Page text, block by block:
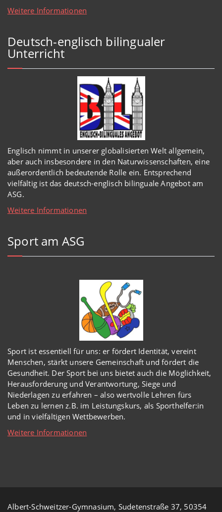
Weitere Informationen
Deutsch-englisch bilingualer
Unterricht
Englisch nimmt in unserer globalisierten Welt allgemein,
aber auch insbesondere in den Naturwissenschaften, eine
außerordentlich bedeutende Rolle ein. Entsprechend
vielfältig ist das deutsch-englisch bilinguale Angebot am
ASG.
Weitere Informationen
Sport am ASG
Sport ist essentiell für uns: er fördert Identität, vereint
Menschen, stärkt unsere Gemeinschaft und fördert die
Gesundheit. Der Sport bei uns bietet auch die Möglichkeit,
Herausforderung und Verantwortung, Siege und
Niederlagen zu erfahren – also wertvolle Lehren fürs
Leben zu lernen z.B. im Leistungskurs, als Sporthelfer:in
und in vielfältigen Wettbewerben.
Weitere Informationen
Albert-Schweitzer-Gymnasium, Sudetenstraße 37, 50354